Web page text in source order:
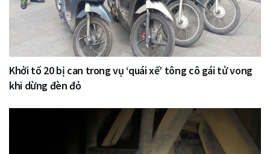
Khởi tố 20 bị can trong vụ ‘quái xế’ tông cô gái tử vong
khi dừng đèn đỏ